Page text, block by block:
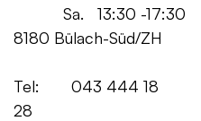
Sa. 13:30 -17:30
8180
Tel: 043 444 18